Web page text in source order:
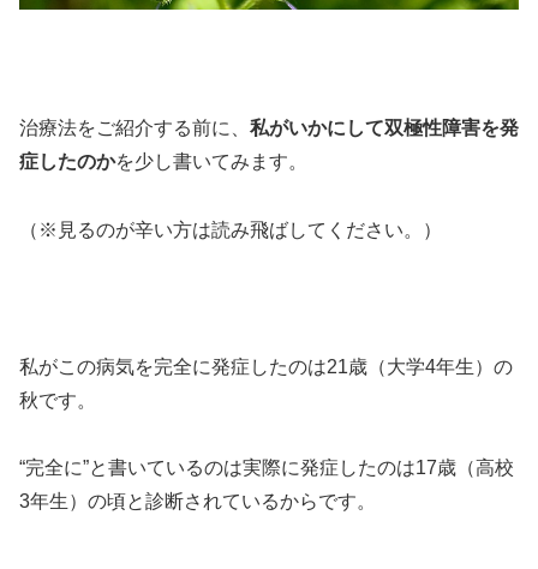
治療法をご紹介する前に、 私がいかにして双極性障害を発
症したのかを少し書いてみます。
（※見るのが辛い方は読み飛ばしてください。）
私がこの病気を完全に発症したのは21歳（大学4年生）の
秋です。
“完全に”と書いているのは実際に発症したのは17歳（高校
3年生）の頃と診断されているからです。